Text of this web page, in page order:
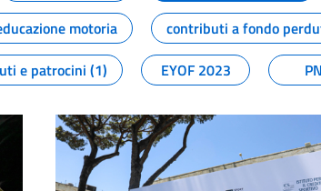
motoria contributi a fondo
e patrocini (1) EYOF 2023